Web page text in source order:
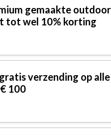
gemaakte
tot wel 10% korting
verzending op
100